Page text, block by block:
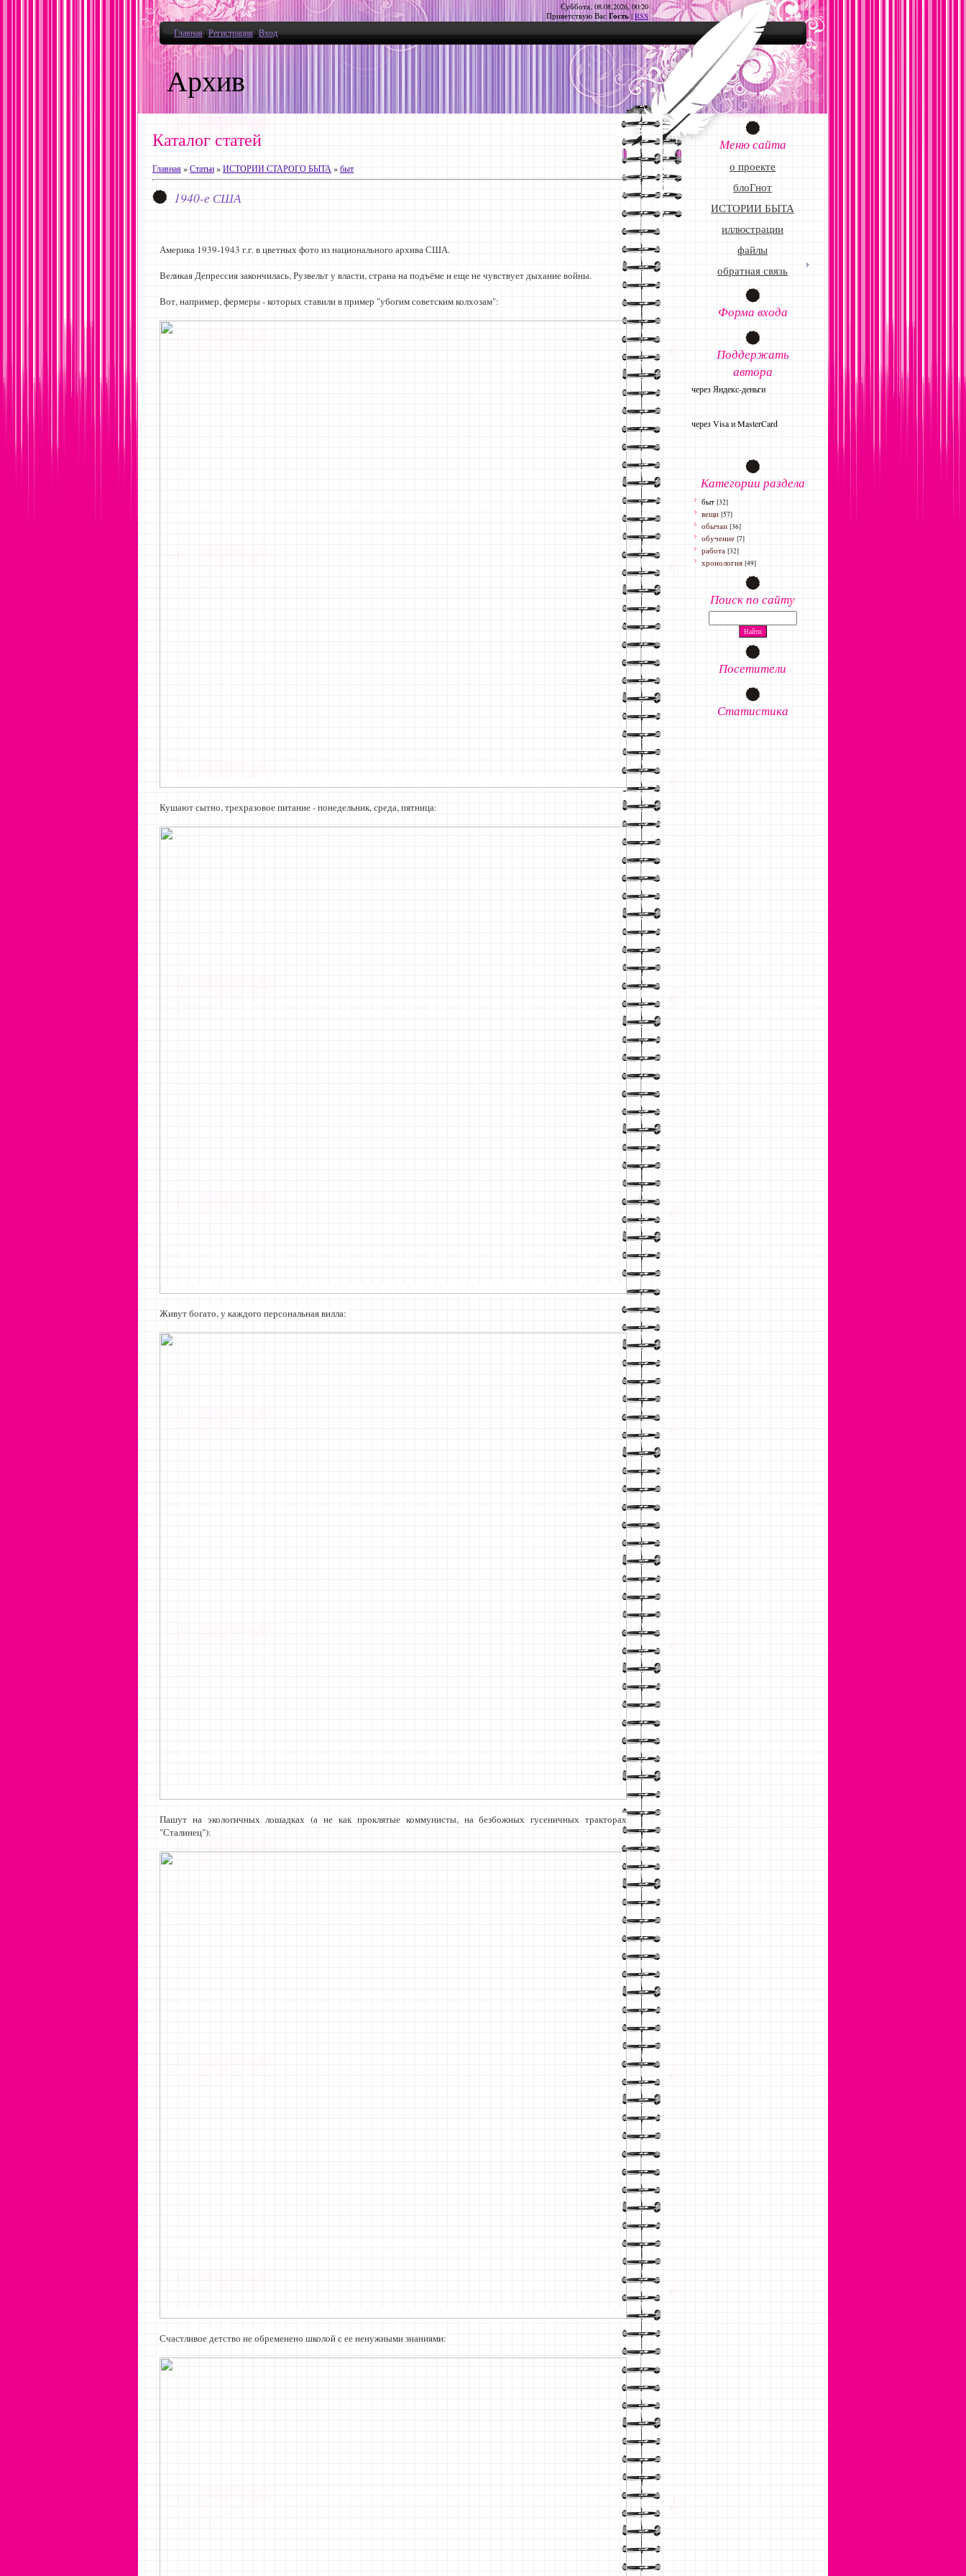
Суббота, 08.08.2026, 00:20
Приветствую Вас Гость | RSS
Архив
Главная|Регистрация|Вход
Каталог статей
Главная»Статьи»ИСТОРИИ СТАРОГО БЫТА »быт
1940-е США
Америка 1939-1943 г.г. в цветных фото из национального архива США.
Великая Депрессия закончилась, Рузвельт у власти, страна на подъёме и еще не чувствует дыхание войны.
Вот, например, фермеры - которых ставили в пример "убогим советским колхозам":
Кушают сытно, трехразовое питание - понедельник, среда, пятница:
Живут богато, у каждого персональная вилла:
Пашут на экологичных лошадках (а не как проклятые коммунисты, на безбожных гусеничных тракторах
"Сталинец"):
Счастливое детство не обременено школой с ее ненужными знаниями:
Меню сайта
о проекте
блоГнот
ИСТОРИИ БЫТА
иллюстрации
файлы
обратная связь
Форма входа
Поддержать
автора
через Яндекс-деньги
через Visa и MasterCard
Категории раздела
быт [32]
вещи [57]
обычаи [36]
обучение [7]
работа [32]
хронология [49]
Поиск по сайту
Посетители
Статистика